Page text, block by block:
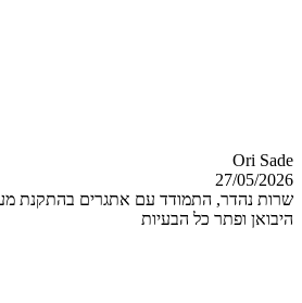
Ori Sade
27/05/2026
שרות נהדר, התמודד עם אתגרים בהתקנת
היבואן ופתר כל הבעיות